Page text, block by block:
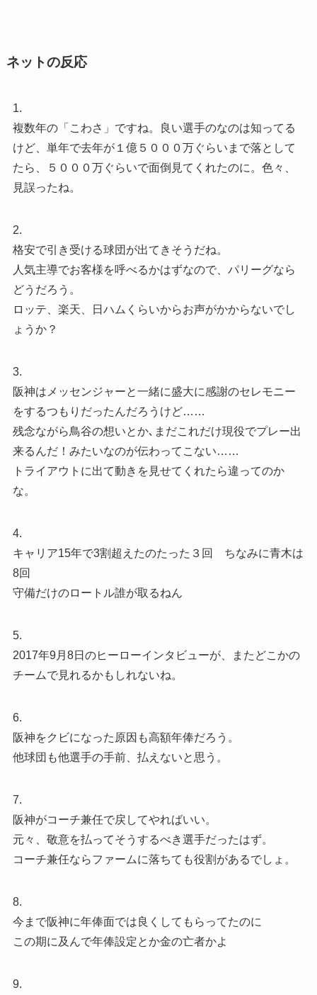
ネットの反応
1.
複数年の「こわさ」ですね。良い選手のなのは知ってる
けど、単年で去年が１億５０００万ぐらいまで落として
たら、５０００万ぐらいで面倒見てくれたのに。色々、
見誤ったね。
2.
格安で引き受ける球団が出てきそうだね。
人気主導でお客様を呼べるかはずなので、パリーグなら
どうだろう。
ロッテ、楽天、日ハムくらいからお声がかからないでし
ょうか？
3.
阪神はメッセンジャーと一緒に盛大に感謝のセレモニー
をするつもりだったんだろうけど……
残念ながら鳥谷の想いとか､まだこれだけ現役でプレー出
来るんだ！みたいなのが伝わってこない……
トライアウトに出て動きを見せてくれたら違ってのか
な。
4.
キャリア15年で3割超えたのたった３回 ちなみに青木は
8回
守備だけのロートル誰が取るねん
5.
2017年9月8日のヒーローインタビューが、またどこかの
チームで見れるかもしれないね。
6.
阪神をクビになった原因も高額年俸だろう。
他球団も他選手の手前、払えないと思う。
7.
阪神がコーチ兼任で戻してやればいい。
元々、敬意を払ってそうするべき選手だったはず。
コーチ兼任ならファームに落ちても役割があるでしょ。
8.
今まで阪神に年俸面では良くしてもらってたのに
この期に及んで年俸設定とか金の亡者かよ
9.